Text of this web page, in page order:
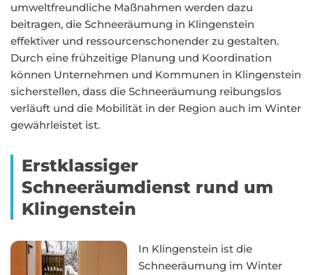
umweltfreundliche Maßnahmen werden dazu
beitragen, die Schneeräumung in Klingenstein
effektiver und ressourcenschonender zu gestalten.
Durch eine frühzeitige Planung und Koordination
können Unternehmen und Kommunen in Klingenstein
sicherstellen, dass die Schneeräumung reibungslos
verläuft und die Mobilität in der Region auch im Winter
gewährleistet ist.
Erstklassiger
Schneeräumdienst rund um
Klingenstein
In Klingenstein ist die
Schneeräumung im Winter